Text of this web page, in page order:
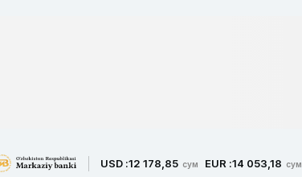
USD :12 178,85 сум EUR :14 053,18 сум